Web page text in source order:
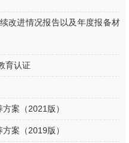
改进情况报告以及年度报备材
育认证
案（2021版）
案（2019版）